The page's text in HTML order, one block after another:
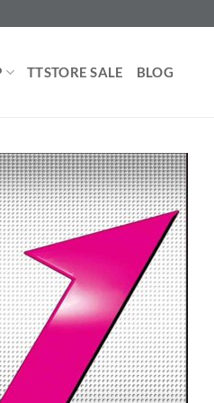
TTSTORE SALE BLOG